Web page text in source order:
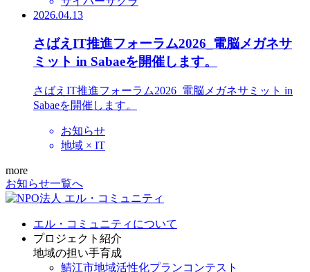
2026.04.13
さばえIT推進フォーラム2026_電脳メガネサ
ミット in Sabaeを開催します。
さばえIT推進フォーラム2026_電脳メガネサミット in
Sabaeを開催します。
お知らせ
地域 × IT
more
お知らせ一覧へ
エル・コミュニティについて
プロジェクト紹介
地域の担い手育成
鯖江市地域活性化プランコンテスト